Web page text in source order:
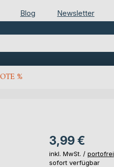
Blog Newsletter
%
3,99 €
inkl. MwSt. / portofrei
sofort verfügbar